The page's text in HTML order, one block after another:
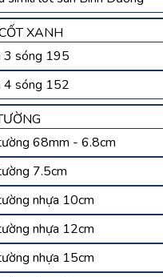
XANH
3 sóng 195
4 sóng 152
68mm - 6.8cm
7.5cm
nhựa 10cm
nhựa 12cm
nhựa 15cm